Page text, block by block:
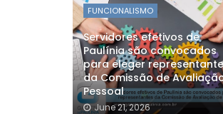
FUNCIONALISMO
Servidores efetivos de
Paulínia são convocados
para eleger
da Comissão de
Pessoal
June 21, 2026